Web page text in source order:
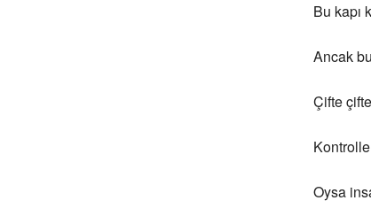
Bu kapı
Ancak
Çifte
Oysa